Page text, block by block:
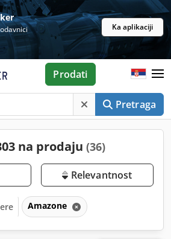
Ka aplikaciji
Pretraga
Prodati
na prodaju (36)
Relevantnost
Amazone